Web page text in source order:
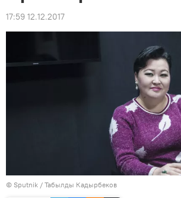
17:59 12.12.2017
© Sputnik / Табылды Кадырбеков